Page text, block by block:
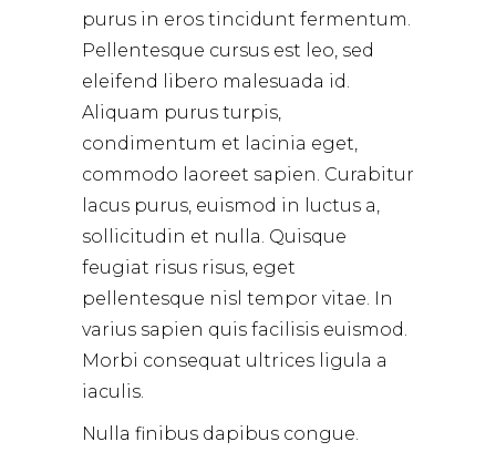
purus in eros tincidunt fermentum.
Pellentesque cursus est leo, sed
eleifend libero malesuada id.
Aliquam purus turpis,
condimentum et lacinia eget,
commodo laoreet sapien. Curabitur
lacus purus, euismod in luctus a,
sollicitudin et nulla. Quisque
feugiat risus risus, eget
pellentesque nisl tempor vitae. In
varius sapien quis facilisis euismod.
Morbi consequat ultrices ligula a
iaculis.
Nulla finibus dapibus congue.